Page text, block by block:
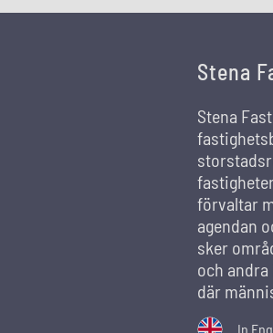
Stena
Stena
förvaltar
agendan
sker
och
där
In